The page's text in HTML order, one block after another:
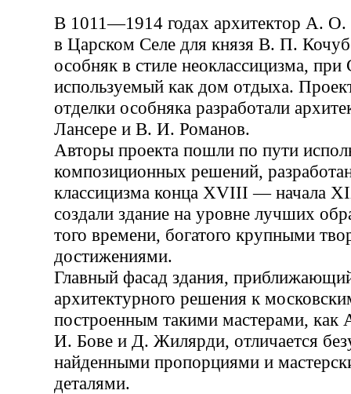
В 1011—1914 годах архитектор А. О.
в Царском Селе для князя В. П.
особняк в стиле неоклассицизма, при
используемый как дом отдыха.
отделки особняка разработали
Лансере и В. И. Романов.
Авторы проекта пошли по пути
композиционных решений,
классицизма конца XVIII — начала
создали здание на уровне лучших
того времени, богатого крупными
достижениями.
Главный фасад здания,
архитектурного решения к
построенным такими мастерами, как
И. Бове и Д. Жилярди, отличается
найденными пропорциями и
деталями.